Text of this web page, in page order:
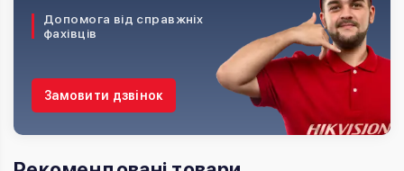
Допомога від справжніх
фахівців
Замовити дзвінок